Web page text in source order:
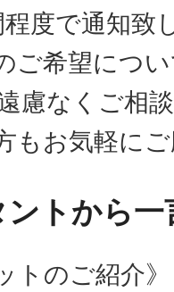
度で通知致
ご希望につ
慮なくご相
もお気軽に
ントから一
トのご紹介》